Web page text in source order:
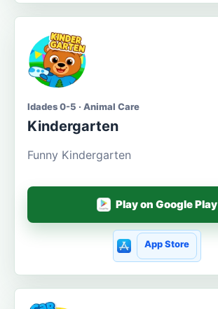
Idades 0-5 · Animal Care
Kindergarten
Funny Kindergarten
Play on Google Play
App Store